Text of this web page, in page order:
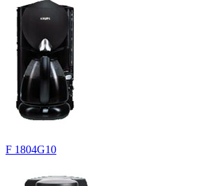
F 1804G10